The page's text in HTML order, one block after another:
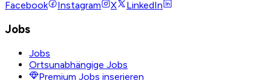
Facebook
Instagram X LinkedIn
Jobs
Jobs
Ortsunabhängige Jobs
Premium Jobs inserieren